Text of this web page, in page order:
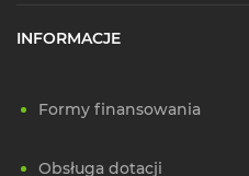
INFORMACJE
Formy finansowania
Obsługa dotacji